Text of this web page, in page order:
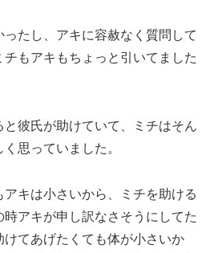
たし、アキに容赦なく質問して
チもアキもちょっと引いてました
彼氏が助けていて、ミチはそん
思っていました。
キは小さいから、ミチを助ける
アキが申し訳なさそうにしてた
てあげたくても体が小さいか